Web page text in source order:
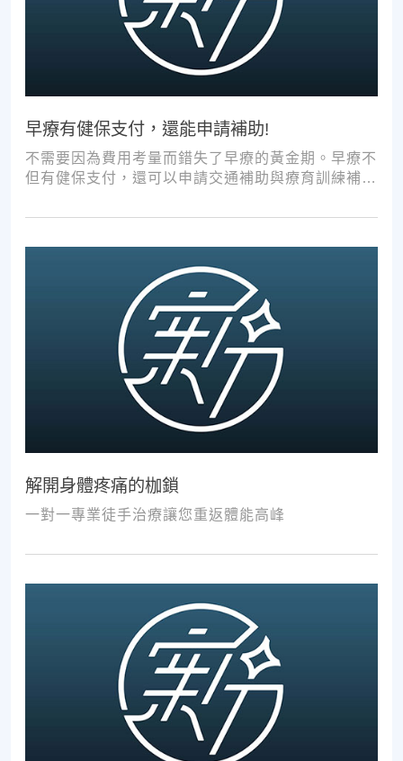
早療有健保支付，還能申請補助!
不需要因為費用考量而錯失了早療的黃金期。早療不
但有健保支付，還可以申請交通補助與療育訓練補
解開身體疼痛的枷鎖
一對一專業徒手治療讓您重返體能高峰